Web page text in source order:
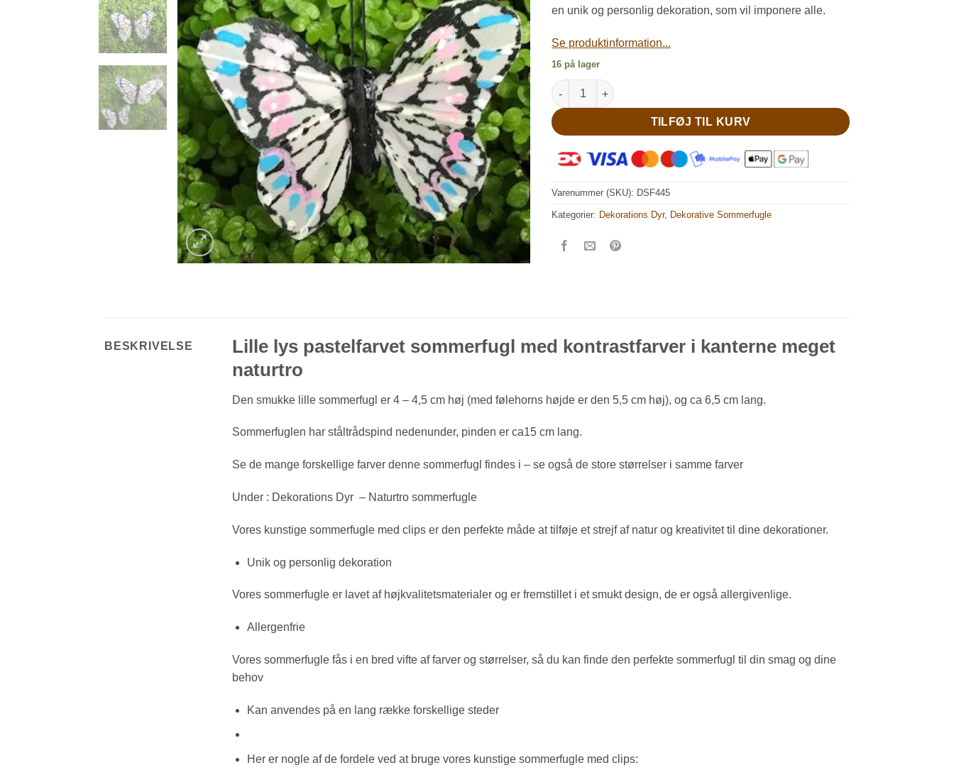
en unik og personlig dekoration, som vil imponere alle.
Se produktinformation...
16 på lager
Lille lys pastelfarvet sommerfugl antal
TILFØJ TIL KURV
Varenummer (SKU): DSF445
Kategorier: Dekorations Dyr, Dekorative Sommerfugle
BESKRIVELSE
Lille lys pastelfarvet sommerfugl med kontrastfarver i kanterne meget
naturtro
Den smukke lille sommerfugl er 4 – 4,5 cm høj (med følehorns højde er den 5,5 cm høj), og ca 6,5 cm lang.
Sommerfuglen har ståltrådspind nedenunder, pinden er ca15 cm lang.
Se de mange forskellige farver denne sommerfugl findes i – se også de store størrelser i samme farver
Under : Dekorations Dyr – Naturtro sommerfugle
Vores kunstige sommerfugle med clips er den perfekte måde at tilføje et strejf af natur og kreativitet til dine dekorationer.
Unik og personlig dekoration
Vores sommerfugle er lavet af højkvalitetsmaterialer og er fremstillet i et smukt design, de er også allergivenlige.
Allergenfrie
Vores sommerfugle fås i en bred vifte af farver og størrelser, så du kan finde den perfekte sommerfugl til din smag og dine
behov
Kan anvendes på en lang række forskellige steder
Her er nogle af de fordele ved at bruge vores kunstige sommerfugle med clips: